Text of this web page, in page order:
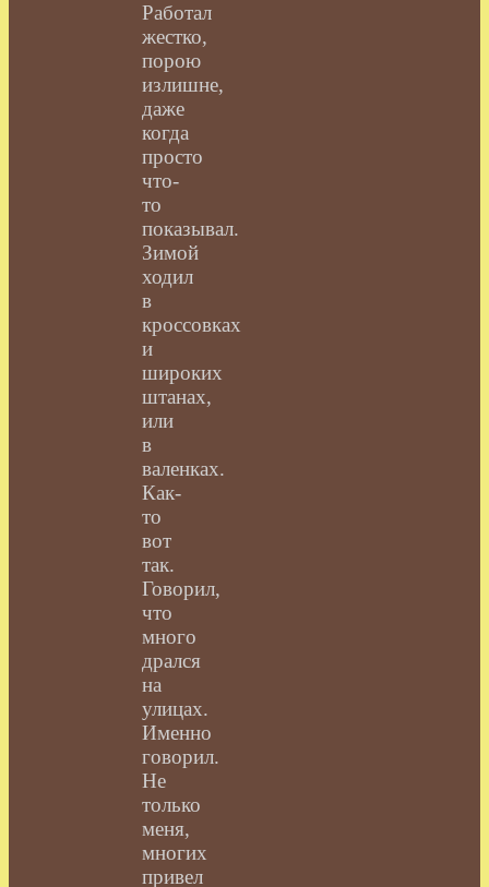
Работал
жестко,
порою
излишне,
даже
когда
просто
что-
то
показывал.
Зимой
ходил
в
кроссовках
и
широких
штанах,
или
в
валенках.
Как-
то
вот
так.
Говорил,
что
много
дрался
на
улицах.
Именно
говорил.
Не
только
меня,
многих
привел